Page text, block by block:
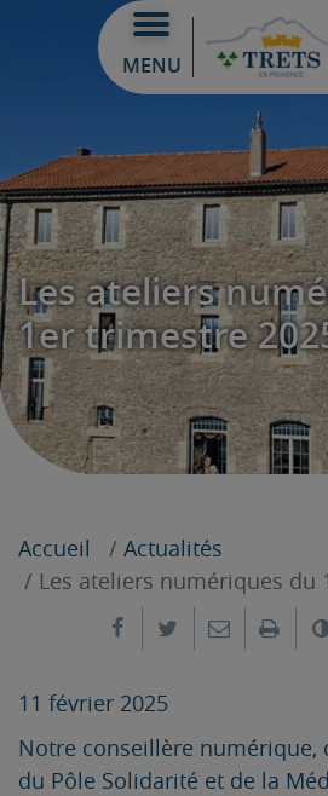
MENU
Les ateliers
1er trimestre
Accueil
Actualités
Les ateliers numériques du
Partager sur
Partager sur
11 février 2025
Notre conseillère
du Pôle Solidarité et de la